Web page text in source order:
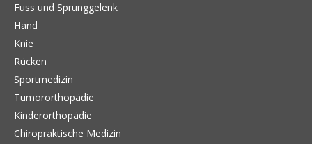
Fuss und Sprunggelenk
Hand
Knie
Rücken
Sportmedizin
Tumororthopädie
Kinderorthopädie
Chiropraktische Medizin